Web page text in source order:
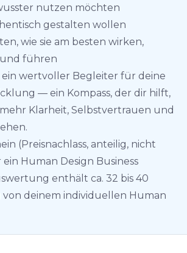
nutzen möchten
gestalten wollen
wie sie am besten wirken,
führen
ein wertvoller Begleiter für deine
— ein Kompass, der dir hilft,
Klarheit, Selbstvertrauen und
(Preisnachlass, anteilig, nicht
Human Design Business
enthält ca. 32 bis 40
von deinem individuellen Human